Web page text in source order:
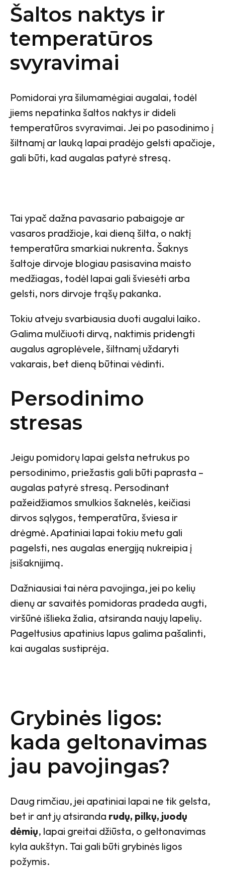
Šaltos naktys ir
temperatūros
svyravimai
Pomidorai yra šilumamėgiai augalai, todėl
jiems nepatinka šaltos naktys ir dideli
temperatūros svyravimai. Jei po pasodinimo į
šiltnamį ar lauką lapai pradėjo gelsti apačioje,
gali būti, kad augalas patyrė stresą.
Tai ypač dažna pavasario pabaigoje ar
vasaros pradžioje, kai dieną šilta, o naktį
temperatūra smarkiai nukrenta. Šaknys
šaltoje dirvoje blogiau pasisavina maisto
medžiagas, todėl lapai gali šviesėti arba
gelsti, nors dirvoje trąšų pakanka.
Tokiu atveju svarbiausia duoti augalui laiko.
Galima mulčiuoti dirvą, naktimis pridengti
augalus agroplėvele, šiltnamį uždaryti
vakarais, bet dieną būtinai vėdinti.
Persodinimo
stresas
Jeigu pomidorų lapai gelsta netrukus po
persodinimo, priežastis gali būti paprasta –
augalas patyrė stresą. Persodinant
pažeidžiamos smulkios šaknelės, keičiasi
dirvos sąlygos, temperatūra, šviesa ir
drėgmė. Apatiniai lapai tokiu metu gali
pagelsti, nes augalas energiją nukreipia į
įsišaknijimą.
Dažniausiai tai nėra pavojinga, jei po kelių
dienų ar savaitės pomidoras pradeda augti,
viršūnė išlieka žalia, atsiranda naujų lapelių.
Pageltusius apatinius lapus galima pašalinti,
kai augalas sustiprėja.
Grybinės ligos:
kada geltonavimas
jau pavojingas?
Daug rimčiau, jei apatiniai lapai ne tik gelsta,
bet ir ant jų atsiranda rudų, pilkų, juodų
dėmių, lapai greitai džiūsta, o geltonavimas
kyla aukštyn. Tai gali būti grybinės ligos
požymis.